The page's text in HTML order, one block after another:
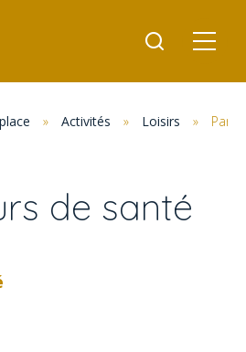
» Activités » Loisirs »
de santé